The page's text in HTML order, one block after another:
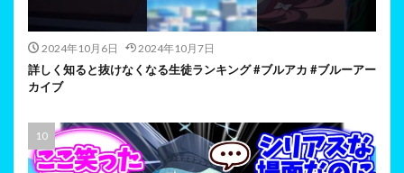
2024年10月6日 2024年10月7日
詳しく知ると抜けなくなる生徒ランキング #ブルアカ #ブルーアー
カイブ